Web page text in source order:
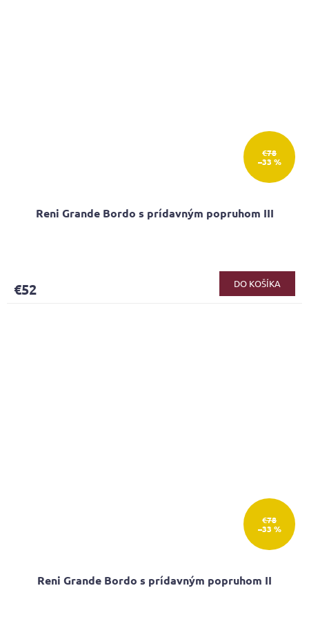
€78
–33 %
Reni Grande Bordo s prídavným popruhom III
€52 DO KOŠÍKA
€78
–33 %
Reni Grande Bordo s prídavným popruhom II